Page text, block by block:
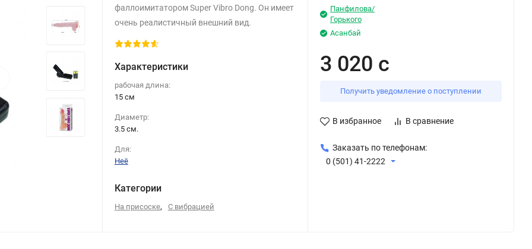
фаллоимитатором Super Vibro Dong. Он имеет
очень реалистичный внешний вид.
Характеристики
рабочая длина:
15 см
Диаметр:
3.5 см.
Для:
Неё
Категории
На присоске, С вибрацией
Панфилова/
Горького
Асанбай
3 020 с
Получить уведомление о поступлении
В избранное В сравнение
Заказать по телефонам:
0 (501) 41-2222